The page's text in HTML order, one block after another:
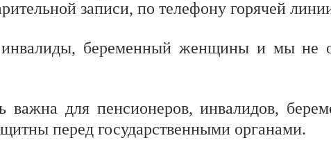
записи, по телефону горячей
беременный женщины и мы не
важна для пенсионеров, инвалидов,
перед государственными органами.